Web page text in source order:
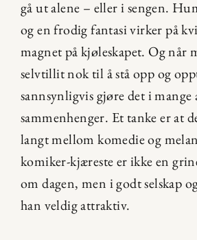
gå ut alene – eller i sengen.
og en frodig fantasi virker på
magnet på kjøleskapet. Og når
selvtillit nok til å stå opp og
sannsynligvis gjøre det i mange
sammenhenger. Et tanke er at
langt mellom komedie og
komiker-kjæreste er ikke en
om dagen, men i godt selskap
han veldig attraktiv.